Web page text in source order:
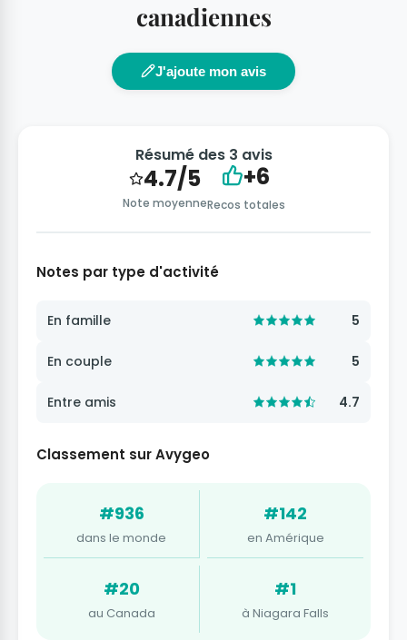
canadiennes
J'ajoute mon avis
Résumé des 3 avis
4.7/5
Note moyenne
+6
Recos totales
Notes par type d'activité
En famille 5
En couple 5
Entre amis 4.7
Classement sur Avygeo
#936
dans le monde
#142
en Amérique
#20
au Canada
#1
à Niagara Falls